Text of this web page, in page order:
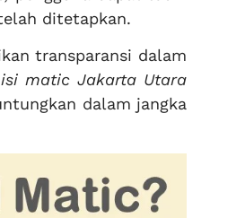
ditetapkan.
transparansi dalam
matic Jakarta Utara
dalam jangka